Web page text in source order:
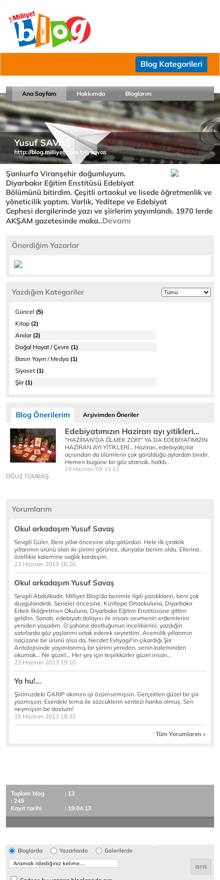
Blog Kategorileri
Ana Sayfam Hakkımda Bloglarım
Yusuf SAVAŞ
http://blog.milliyet.com.tr/ysavas
Şanlıurfa Viranşehir doğumluyum.
Diyarbakır Eğitim Enstitüsü Edebiyat
Bölümünü bitirdim. Çeşitli ortaokul ve lisede öğretmenlik ve
yöneticilik yaptım. Varlık, Yeditepe ve Edebiyat
Cephesi dergilerinde yazı ve şiirlerim yayımlandı. 1970 lerde
AKŞAM gazetesinde maka..Devamı
Önerdiğim Yazarlar
Yazdığım Kategoriler
Güncel (5)
Kitap (2)
Anılar(2)
Doğal Hayat / Çevre (1)
Basın Yayın / Medya (1)
Siyaset (1)
Şiir(1)
Blog Önerilerim Arşivimden Öneriler
Edebiyatımızın Haziran ayı yitikleri...
"HAZİRAN'DA ÖLMEK ZOR!" YA DA EDEBİYATIMIZIN
HAZİRAN AYI YİTİKLERİ… Haziran, edebiyatçılar
açısından da ölümlerin çok görüldüğü aylardan biridir.
Hemen bugüne bir göz atarsak, halkb..
19 Haziran '09 13:12
OĞUZ TÜMBAŞ
Yorumlarım
Okul arkadaşım Yusuf Savaş
Sevgili Güler, Beni yıllar öncesine alıp götürdün. Hele ilk çıraklık
yıllarımın ürünü olan iki şiirimi görünce, dünyalar benim oldu. Ellerine,
özellikle kalemine sağlık kardeşim.
23 Haziran 2013 16:26
Okul arkadaşım Yusuf Savaş
Sevgili Abdülkadir, Milliyet Blog'da benimle ilgili yazdıkların, beni çok
duygulandırdı. Seneler öncesine, Kızıltepe Ortaokuluna, Diyarbakır
Erkek İlköğretmen Okuluna, Diyarbakır Eğitim Enstitüsüne gittim
geldim. Sanatı, edebiyatı dolayısı ile insanı sevmenin erdemlerini
yeniden yaşadım. O şahane dostluğunun inceliklerini, yazdığın
satırlarda göz yaşlarımı ortak ederek seyrettim. Acemilik yıllarımın
naçizane bir ürünü olsa da, Necdet Evliyagil'in çıkardığı Şiir
Antolojisinde yayımlanmış bir şiirimi yeniden, senin kaleminden
okumak... Ne güzel... Her şey için teşekkürler güzel insan...
22 Haziran 2013 19:10
Ya hu!...
Şiirimizdeki GARIP akımını iyi özümsemişsin. Gerçekten güzel bir şiir
yazmışsın. Eserdeki tema ile sözcüklerin sentezi harika olmuş. Sen
neymişsin be dostum!
15 Haziran 2013 18:32
Tüm Yorumlarım »
Toplam blog
: 13
: 249
Kayıt tarihi
: 19.04.13
Bloglarda Yazarlarda Galerilerde